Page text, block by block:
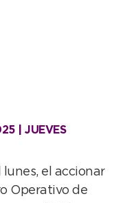
| JUEVES
el accionar
Operativo de